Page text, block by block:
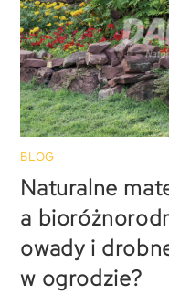
BLOG
Naturalne
a
owady i
w ogrodzie?